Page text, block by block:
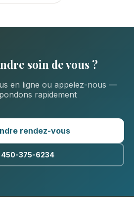
soin de vous ?
en ligne ou appelez-nous —
rapidement
rendez-vous
450-375-6234